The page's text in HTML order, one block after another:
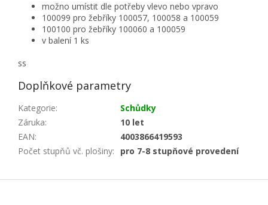
možno umístit dle potřeby vlevo nebo vpravo
100099 pro žebříky 100057, 100058 a 100059
100100 pro žebříky 100060 a 100059
v balení 1 ks
ss
Doplňkové parametry
Kategorie:
Schůdky
Záruka:
10 let
EAN:
4003866419593
Počet stupňů vč. plošiny: pro 7-8 stupňové provedení
Z